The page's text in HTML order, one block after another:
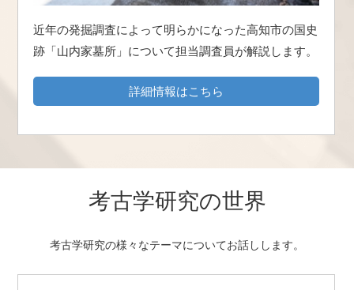
近年の発掘調査によって明らかになった高知市の国史
跡「山内家墓所」について担当調査員が解説します。
詳細情報はこちら
考古学研究の世界
考古学研究の様々なテーマについてお話しします。